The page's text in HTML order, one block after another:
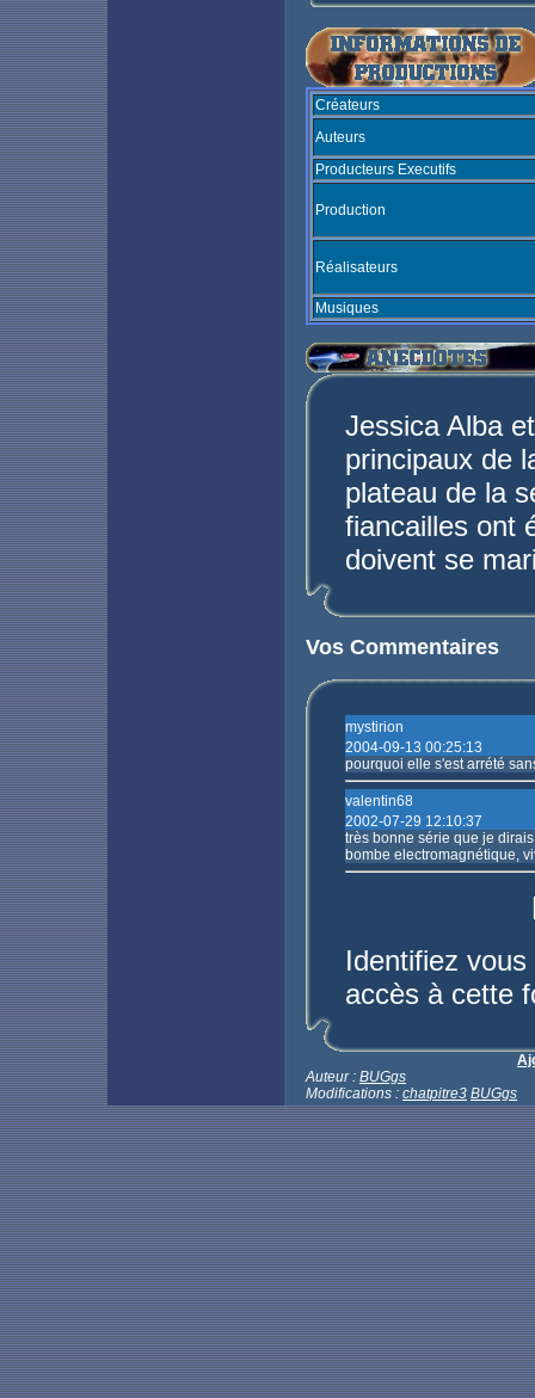
Créateurs
Auteurs
Producteurs Executifs
Production
Réalisateurs
Musiques
Jessica Alba
principaux de
plateau de la
fiancailles ont
doivent se
Vos Commentaires
mystirion
2004-09-13 00:25:13
pourquoi elle s'est arrété
valentin68
2002-07-29 12:10:37
très bonne série que je
bombe electromagnétique,
Identifiez
accès à cette
Auteur : BUGgs
Modifications : chatpitre3 BUGgs